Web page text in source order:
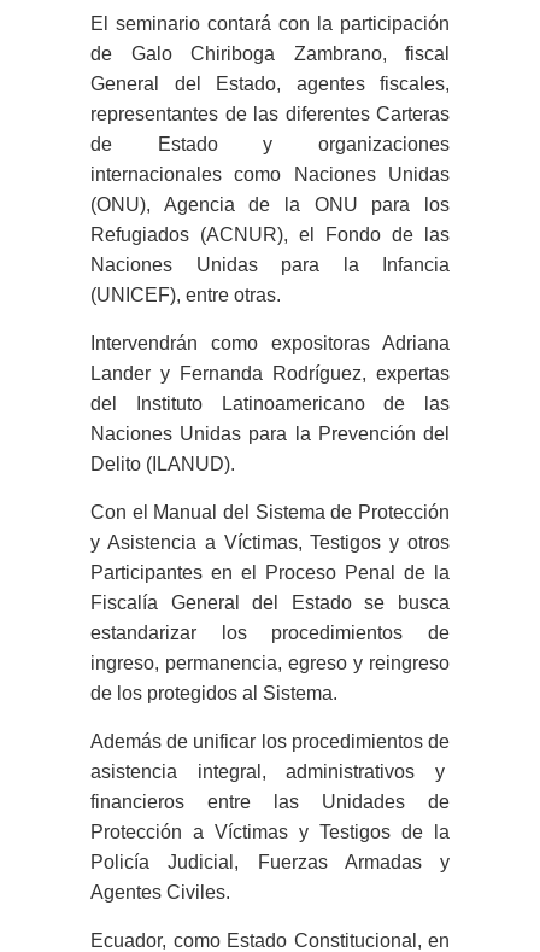
El seminario contará con la participación
de Galo Chiriboga Zambrano, fiscal
General del Estado, agentes fiscales,
representantes de las diferentes Carteras
de Estado y organizaciones
internacionales como Naciones Unidas
(ONU), Agencia de la ONU para los
Refugiados (ACNUR), el Fondo de las
Naciones Unidas para la Infancia
(UNICEF), entre otras.
Intervendrán como expositoras Adriana
Lander y Fernanda Rodríguez, expertas
del Instituto Latinoamericano de las
Naciones Unidas para la Prevención del
Delito (ILANUD).
Con el Manual del Sistema de Protección
y Asistencia a Víctimas, Testigos y otros
Participantes en el Proceso Penal de la
Fiscalía General del Estado se busca
estandarizar los procedimientos de
ingreso, permanencia, egreso y reingreso
de los protegidos al Sistema.
Además de unificar los procedimientos de
asistencia integral, administrativos y
financieros entre las Unidades de
Protección a Víctimas y Testigos de la
Policía Judicial, Fuerzas Armadas y
Agentes Civiles.
Ecuador, como Estado Constitucional, en